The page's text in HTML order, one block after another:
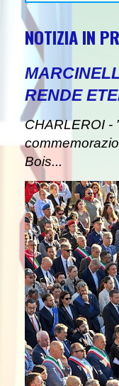
NOTIZIA IN
RENDE
CHARLEROI -
Bois...